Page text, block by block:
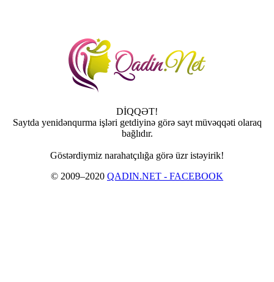
DİQQƏT!
Saytda yenidənqurma işləri getdiyinə görə sayt müvəqqəti olaraq
bağlıdır.
Göstərdiymiz narahatçılığa görə üzr istəyirik!
© 2009–2020 QADIN.NET - FACEBOOK